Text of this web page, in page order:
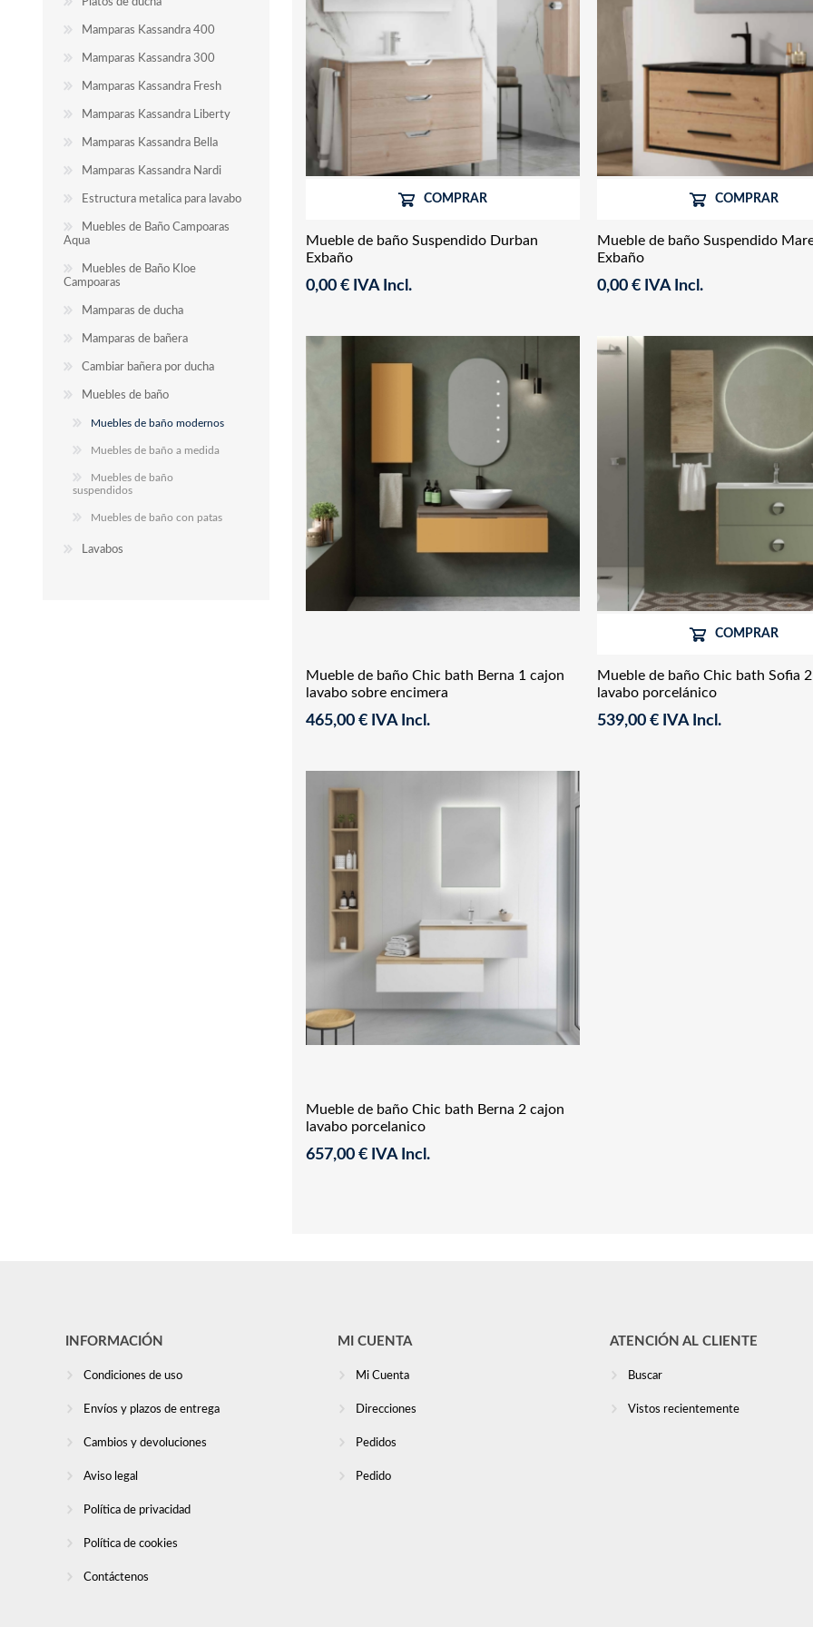
Mueble de baño Suspendido Durban
Exbaño
0,00 € IVA Incl.
COMPRAR
Mueble de baño Suspendido
Exbaño
0,00 € IVA Incl.
COMPRAR
Mueble de baño Chic bath Berna 1 cajon
lavabo sobre encimera
465,00 € IVA Incl.
Mueble de baño Chic bath Sofia
lavabo porcelánico
539,00 € IVA Incl.
COMPRAR
Mueble de baño Chic bath Berna 2 cajon
lavabo porcelanico
657,00 € IVA Incl.
Mamparas Kassandra 400
Mamparas Kassandra 300
Mamparas Kassandra Fresh
Mamparas Kassandra Liberty
Mamparas Kassandra Bella
Mamparas Kassandra Nardi
Estructura metalica para lavabo
Muebles de Baño Campoaras
Aqua
Muebles de Baño Kloe
Campoaras
Mamparas de ducha
Mamparas de bañera
Cambiar bañera por ducha
Muebles de baño
Muebles de baño modernos
Muebles de baño a medida
Muebles de baño
suspendidos
Muebles de baño con patas
Lavabos
INFORMACIÓN
Condiciones de uso
Envíos y plazos de entrega
Cambios y devoluciones
Aviso legal
Política de privacidad
Política de cookies
Contáctenos
MI CUENTA
Mi Cuenta
Direcciones
Pedidos
Pedido
ATENCIÓN AL CLIENTE
Buscar
Vistos recientemente